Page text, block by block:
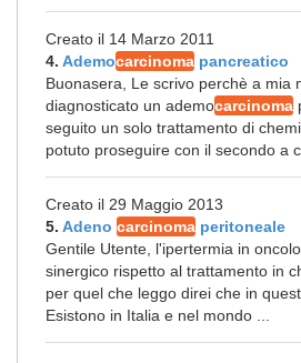
Creato il 14 Marzo 2011
4. Ademocarcinoma pancreatico
Buonasera, Le scrivo perchè a mia
diagnosticato un ademocarcinoma
seguito un solo trattamento di
potuto proseguire con il secondo a
Creato il 29 Maggio 2013
5. Adeno carcinoma peritoneale
Gentile Utente, l'ipertermia in
sinergico rispetto al trattamento in
per quel che leggo direi che in
Esistono in Italia e nel mondo ...